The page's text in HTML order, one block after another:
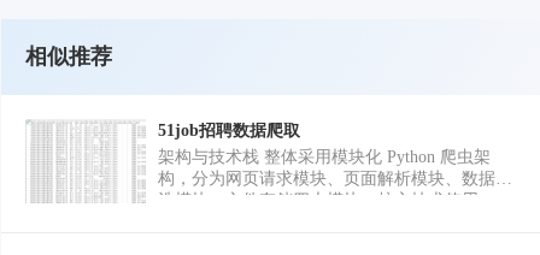
相似推荐
51job招聘数据爬取
架构与技术栈 整体采用模块化 Python 爬虫架
构，分为网页请求模块、页面解析模块、数据清
洗模块、文件存储四大模块。核心技术使用